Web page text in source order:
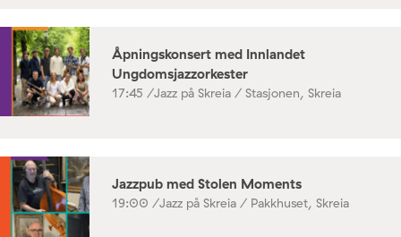
Åpningskonsert med Innlandet
Ungdomsjazzorkester
17:45 /Jazz på Skreia / Stasjonen, Skreia
Jazzpub med Stolen Moments
19:00 /Jazz på Skreia / Pakkhuset, Skreia